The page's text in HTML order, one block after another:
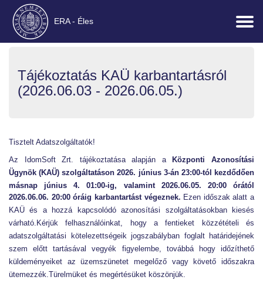
ERA - Éles
Tájékoztatás KAÜ karbantartásról
(2026.06.03 - 2026.06.05.)
Tisztelt Adatszolgáltatók!
Az IdomSoft Zrt. tájékoztatása alapján a
Központi Azonosítási
Ügynök (KAÜ) szolgáltatáson2026. június 3-án 23:00-tól kezdődően
másnap június 4. 01:00-ig, valamint 2026.06.05. 20:00 órától
2026.06.06. 20:00 óráig karbantartást végeznek. Ezen időszak alatt a
KAÜ és a hozzá kapcsolódó azonosítási szolgáltatásokban kiesés
várható.Kérjük felhasználóinkat, hogy a fentieket közzétételi és
adatszolgáltatási kötelezettségeik jogszabályban foglalt határidejének
szem előtt tartásával vegyék figyelembe, továbbá hogy időzíthető
küldeményeiket az üzemszünetet megelőző vagy követő időszakra
ütemezzék.Türelmüket és megértésüket köszönjük.